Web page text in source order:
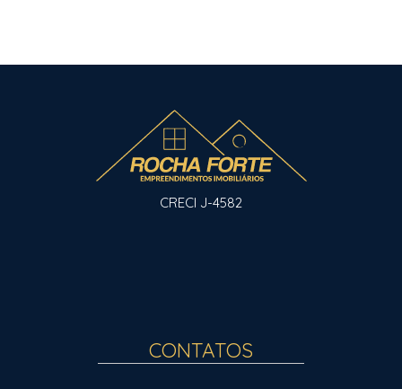
CRECI J-4582
CONTATOS